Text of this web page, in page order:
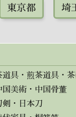
東京都
埼
道具・煎茶道具・
国美術・中国骨董
剣・日本刀